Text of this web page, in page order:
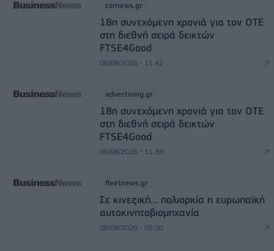
csrnews.gr
18η συνεχόμενη χρονιά για τον ΟΤΕ
στη διεθνή σειρά δεικτών
FTSE4Good
06/08/2026 - 11:42
advertising.gr
18η συνεχόμενη χρονιά για τον ΟΤΕ
στη διεθνή σειρά δεικτών
FTSE4Good
06/08/2026 - 11:39
fleetnews.gr
Σε κινεζική… πολιορκία η ευρωπαϊκή
αυτοκινητοβιομηχανία
06/08/2026 - 05:00